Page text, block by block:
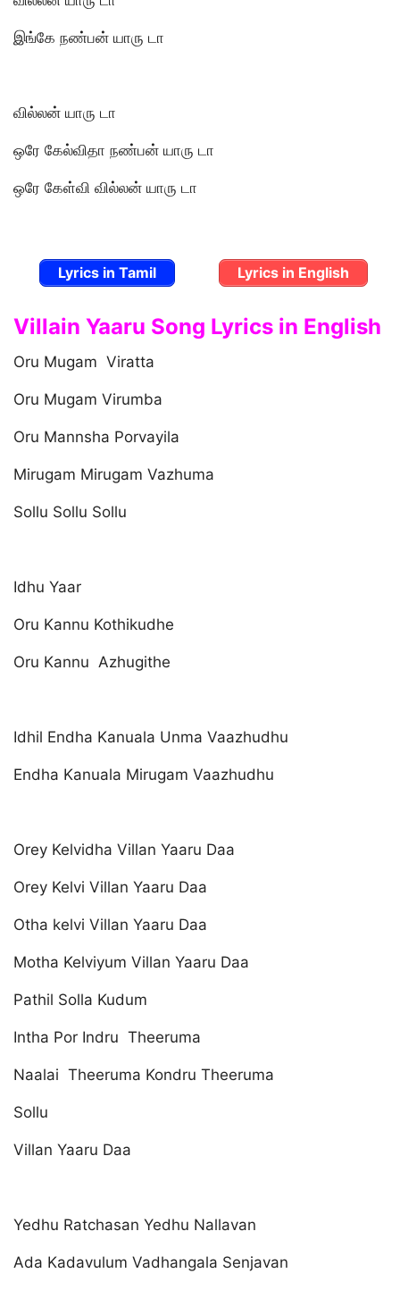
இங்கே நண்பன் யாரு டா
வில்லன் யாரு டா
ஒரே கேல்விதா நண்பன் யாரு டா
ஒரே கேள்வி வில்லன் யாரு டா
Lyrics in Tamil Lyrics in English
Villain Yaaru Song Lyrics in English
Oru Mugam Viratta
Oru Mugam Virumba
Oru Mannsha Porvayila
Mirugam Mirugam Vazhuma
Sollu Sollu Sollu
Idhu Yaar
Oru Kannu Kothikudhe
Oru Kannu Azhugithe
Idhil Endha Kanuala Unma Vaazhudhu
Endha Kanuala Mirugam Vaazhudhu
Orey Kelvidha Villan Yaaru Daa
Orey Kelvi Villan Yaaru Daa
Otha kelvi Villan Yaaru Daa
Motha Kelviyum Villan Yaaru Daa
Pathil Solla Kudum
Intha Por Indru Theeruma
Naalai Theeruma Kondru Theeruma
Sollu
Villan Yaaru Daa
Yedhu Ratchasan Yedhu Nallavan
Ada Kadavulum Vadhangala Senjavan